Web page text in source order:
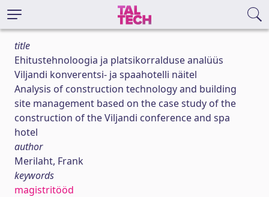
title
Ehitustehnoloogia ja platsikorralduse analüüs
Viljandi konverentsi- ja spaahotelli näitel
Analysis of construction technology and building
site management based on the case study of the
construction of the Viljandi conference and spa
hotel
author
Merilaht, Frank
keywords
magistritööd